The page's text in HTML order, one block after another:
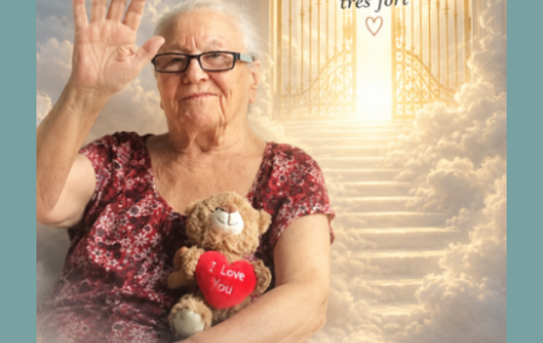
Décès de Madame
Camillia Chiry
04.02.1938 – 11.07.2026
nécrologies